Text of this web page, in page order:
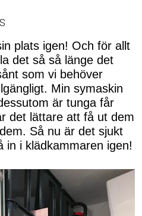
plats igen! Och för allt
det så så länge det
som vi behöver
Min symaskin
är tunga får
det lättare att få ut dem
Så nu är det sjukt
in i klädkammaren igen!